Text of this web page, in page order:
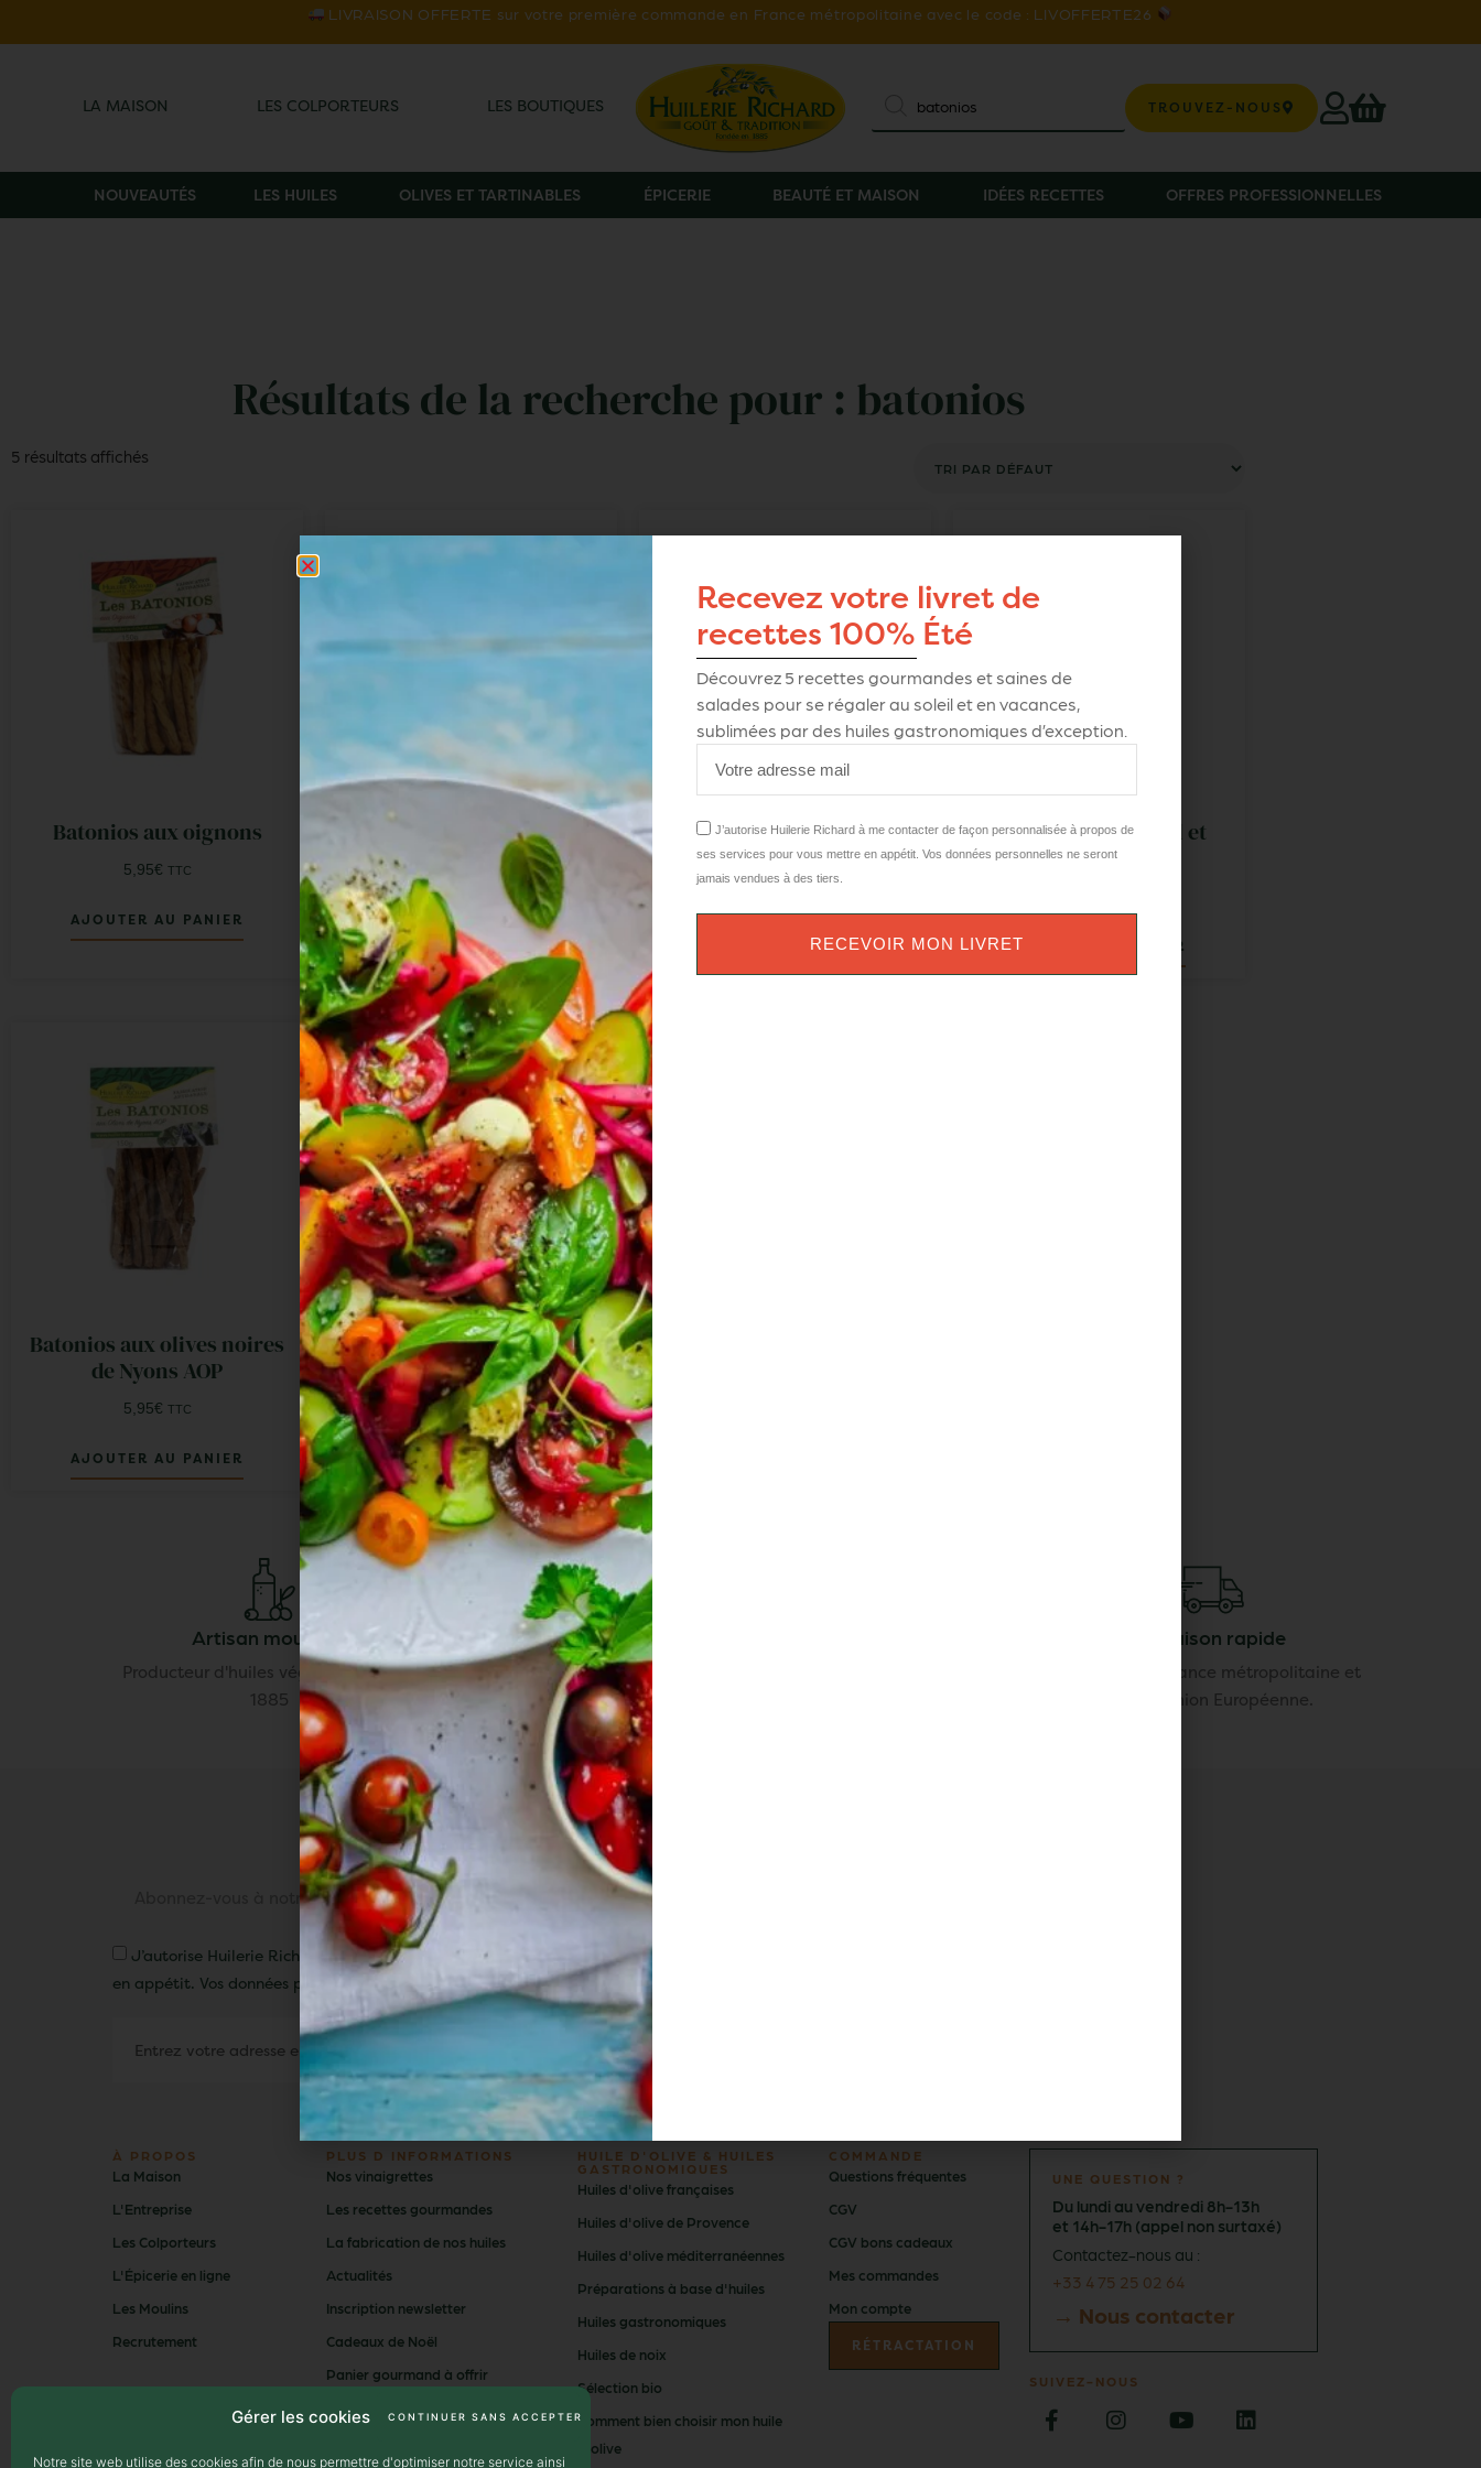
Gérer les cookies
Notre site web utilise des cookies afin de nous permettre d'optimiser notre service ainsi
CONTINUER SANS ACCEPTER
LIVRAISON OFFERTE sur votre première commande en France métropolitaine avec le code : LIVOFFERTE26
LA MAISON LES COLPORTEURS LES BOUTIQUES TROUVEZ-NOUS
NOUVEAUTÉS LES HUILES OLIVES ET TARTINABLES ÉPICERIE BEAUTÉ ET MAISON IDÉES RECETTES OFFRES PROFESSIONNELLES
Résultats de la recherche pour : batonios
5 résultats affichés
Batonios aux oignons
5,95€ TTC
AJOUTER AU PANIER
Batonios aux herbes de
Provence
5,95 TTC
AJOUTER AU PANIER
Batonios aux piments
d’Espelette
AJOUTER AU PANIER
Batonios au Fenouil et
graines de lin
AJOUTER AU PANIER
Batonios aux olives noires
de Nyons AOP
5,95€ TTC
AJOUTER AU PANIER
Artisan moulinier
Producteur d'huiles végétales depuis
1885
Service client
Disponible du lundi au vendredi de 8h
à 13h et de 14h à 18h
Livraison rapide
Livraison en France métropolitaine et
dans l'Union Européenne.
La délicieuse newsletter
Abonnez-vous à notre délicieuse newsletter pour ne plus rien manquer de nos actualités,
recettes et offres spéciales !
J’autorise Huilerie Richard à me contacter de façon personnalisée à propos de ses services pour vous mettre
en appétit. Vos données personnelles ne seront jamais vendues à des tiers
À PROPOS
La Maison
L'Entreprise
Les Colporteurs
L'Épicerie en ligne
Les Moulins
Recrutement
PLUS D INFORMATIONS
Nos vinaigrettes
Les recettes gourmandes
La fabrication de nos huiles
Actualités
Inscription newsletter
Cadeaux de Noël
Panier gourmand à offrir
Moulin des pénitents
HUILE D'OLIVE & HUILES
GASTRONOMIQUES
Huiles d'olive françaises
Huiles d'olive de Provence
Huiles d'olive méditerranéennes
Préparations à base d'huiles
Huiles gastronomiques
Huiles de noix
Sélection bio
Comment bien choisir mon huile
d'olive
COMMANDE
Questions fréquentes
CGV
CGV bons cadeaux
Mes commandes
Mon compte
RÉTRACTATION
UNE QUESTION ?
Du lundi au vendredi 8h-13h
et 14h-17h (appel non surtaxé)
Contactez-nous au :
+33 4 75 25 02 64
→ Nous contacter
SUIVEZ-NOUS
Recevez votre livret de
recettes 100% Été
Découvrez 5 recettes gourmandes et saines de
salades pour se régaler au soleil et en vacances
sublimées par des huiles gastronomiques d’exception.
J’autorise Huilerie Richard à me contacter de façon personnalisée à propos de
ses services pour vous mettre en appétit. Vos données personnelles ne seront
jamais vendues à des tiers.
RECEVOIR MON LIVRET